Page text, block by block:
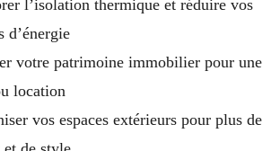
l’isolation thermique et réduire vos
d’énergie
votre patrimoine immobilier pour une
location
vos espaces extérieurs pour plus de